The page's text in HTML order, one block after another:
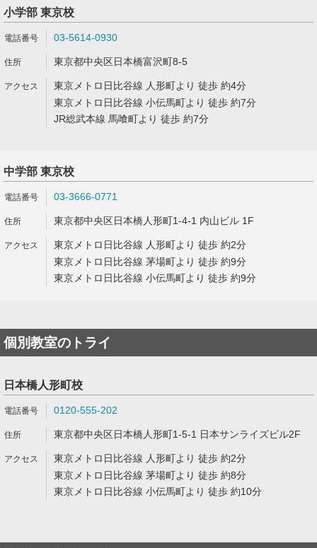
小学部 東京校
03-5614-0930
東京都中央区日本橋富沢町8-5
東京メトロ日比谷線 人形町より 徒歩 約4分
東京メトロ日比谷線 小伝馬町より 徒歩 約7分
JR総武本線 馬喰町より 徒歩 約7分
中学部 東京校
03-3666-0771
東京都中央区日本橋人形町1-4-1 内山ビル 1F
東京メトロ日比谷線 人形町より 徒歩 約2分
東京メトロ日比谷線 茅場町より 徒歩 約9分
東京メトロ日比谷線 小伝馬町より 徒歩 約9分
個別教室のトライ
日本橋人形町校
0120-555-202
東京都中央区日本橋人形町1-5-1 日本サンライズビル2F
東京メトロ日比谷線 人形町より 徒歩 約2分
東京メトロ日比谷線 茅場町より 徒歩 約8分
東京メトロ日比谷線 小伝馬町より 徒歩 約10分